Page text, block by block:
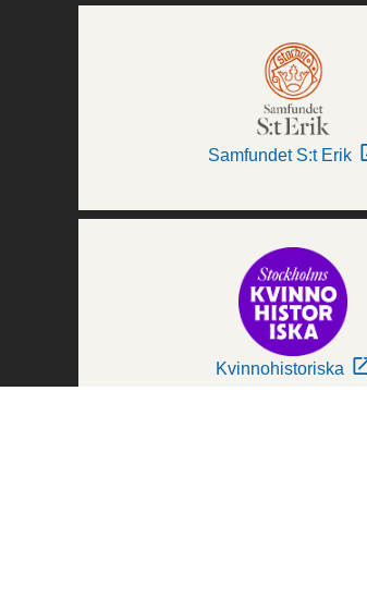
Samfundet S:t Erik
Kvinnohistoriska